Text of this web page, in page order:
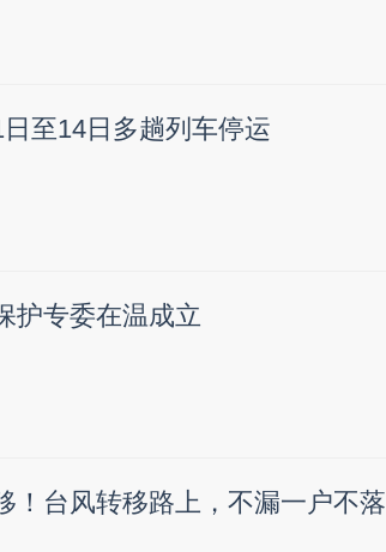
至14日多趟列车停运
护专委在温成立
！台风转移路上，不漏一户不落